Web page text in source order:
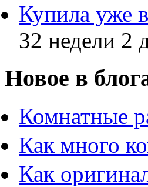
Купила уже
32 недели 2
Новое в
Комнатные
Как много
Как